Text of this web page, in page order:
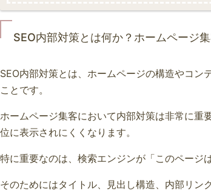
SEO内部対策とは何か？ホームページ
SEO内部対策とは、ホームページの構造やコ
ことです。
ホームページ集客において内部対策は非常に
位に表示されにくくなります。
特に重要なのは、検索エンジンが「このページ
そのためにはタイトル、見出し構造、内部リン